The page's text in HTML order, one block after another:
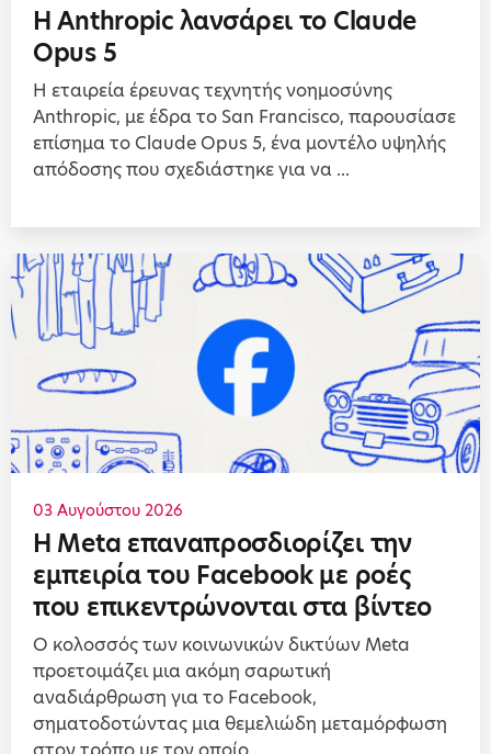
Η Anthropic λανσάρει το Claude
Opus 5
Η εταιρεία έρευνας τεχνητής νοημοσύνης
Anthropic, με έδρα το San Francisco, παρουσίασε
επίσημα το Claude Opus 5, ένα μοντέλο υψηλής
απόδοσης που σχεδιάστηκε για να ...
03 Αυγούστου 2026
Η Meta επαναπροσδιορίζει την
εμπειρία του Facebook με ροές
που επικεντρώνονται στα βίντεο
Ο κολοσσός των κοινωνικών δικτύων Meta
προετοιμάζει μια ακόμη σαρωτική
αναδιάρθρωση για το Facebook,
σηματοδοτώντας μια θεμελιώδη μεταμόρφωση